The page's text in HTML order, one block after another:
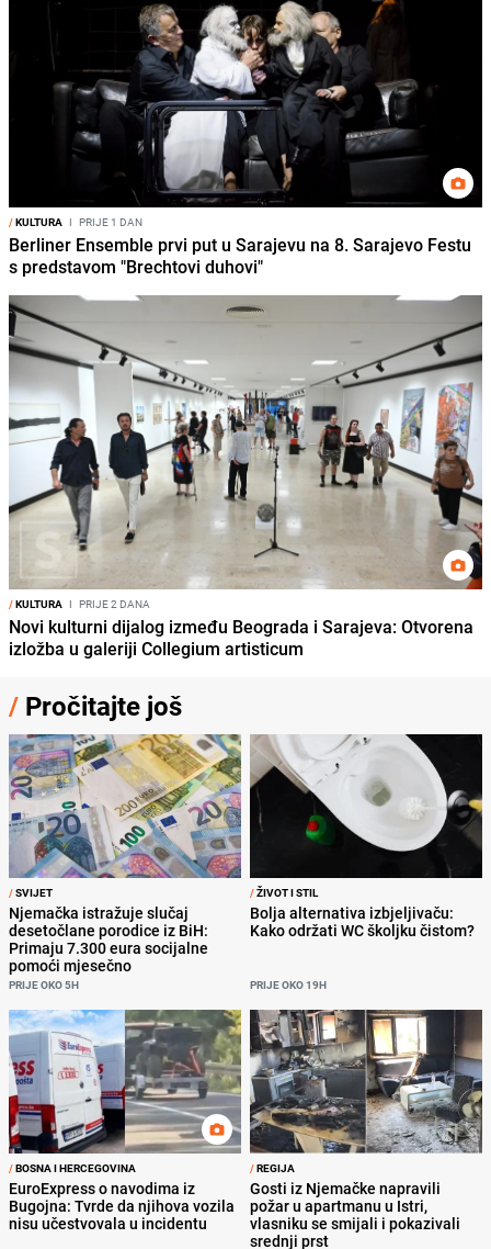
/KULTURA I PRIJE 1 DAN
Berliner Ensemble prvi put u Sarajevu na 8. Sarajevo Festu
s predstavom "Brechtovi duhovi"
/KULTURA I PRIJE 2 DANA
Novi kulturni dijalog između Beograda i Sarajeva: Otvorena
izložba u galeriji Collegium artisticum
/ Pročitajte još
/SVIJET
Njemačka istražuje slučaj
desetočlane porodice iz BiH:
Primaju 7.300 eura socijalne
pomoći mjesečno
PRIJE OKO 5H
/ŽIVOT I STIL
Bolja alternativa izbjeljivaču:
Kako održati WC školjku čistom?
PRIJE OKO 19H
/BOSNA I HERCEGOVINA
EuroExpress o navodima iz
Bugojna: Tvrde da njihova vozila
nisu učestvovala u incidentu
/REGIJA
Gosti iz Njemačke napravili
požar u apartmanu u Istri,
vlasniku se smijali i pokazivali
srednji prst